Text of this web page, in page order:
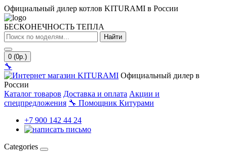
Официальный дилер котлов KITURAMI в России
БЕСКОНЕЧНОСТЬ ТЕПЛА
Найти
0 (0р.)
🔧
Официальный дилер в
России
Каталог товаров Доставка и оплата Акции и
спецпредложения 🔧 Помощник Китурами
+7 900 142 44 24
Categories